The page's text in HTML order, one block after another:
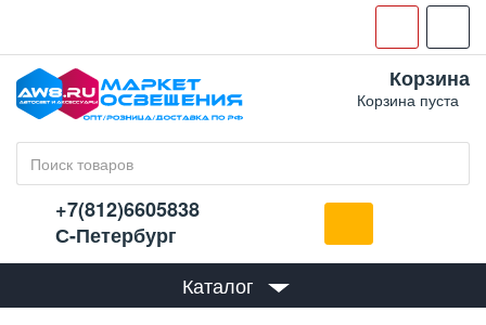
Корзина
Корзина пуста
+7(812)6605838
С-Петербург
Каталог